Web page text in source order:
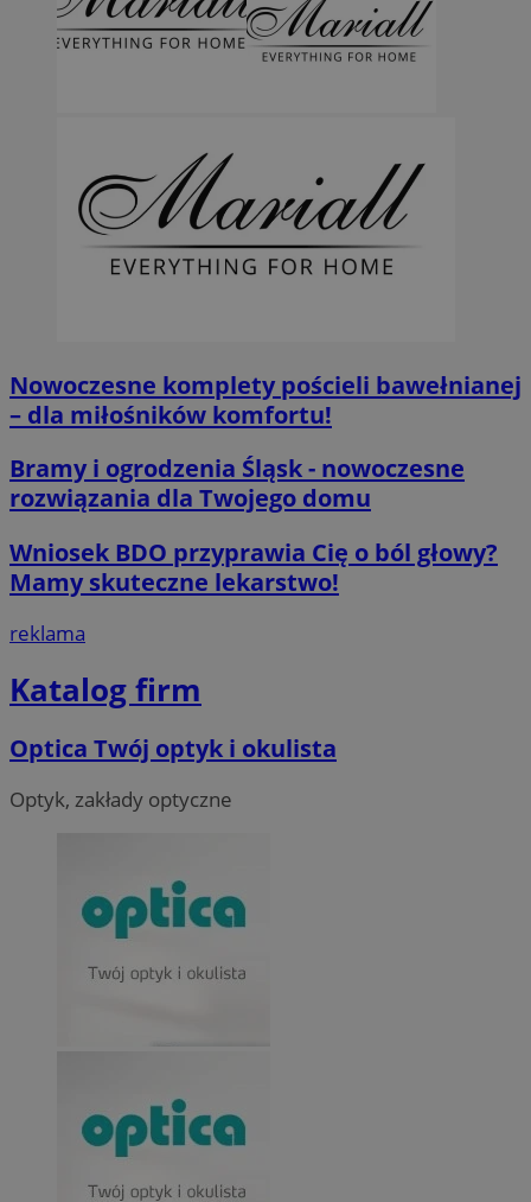
Nowoczesne komplety pościeli bawełnianej
– dla miłośników komfortu!
Bramy i ogrodzenia Śląsk - nowoczesne
rozwiązania dla Twojego domu
Wniosek BDO przyprawia Cię o ból głowy?
Mamy skuteczne lekarstwo!
reklama
Katalog firm
Optica Twój optyk i okulista
Optyk, zakłady optyczne